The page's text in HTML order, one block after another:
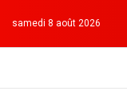
samedi 8 août 2026